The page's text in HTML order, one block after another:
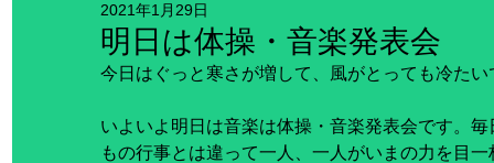
明日は体操・音楽発表会
2021年1月29日
今日はぐっと寒さが増して、風がとっても冷たい
いよいよ明日は音楽は体操・音楽発表会です。
もの行事とは違って一人、一人がいまの力を目